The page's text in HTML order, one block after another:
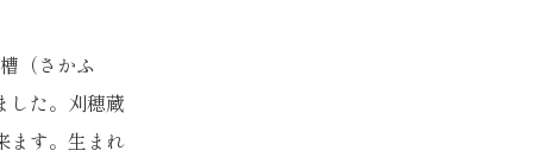
（さかふ
した。刈穂蔵
ます。生まれ